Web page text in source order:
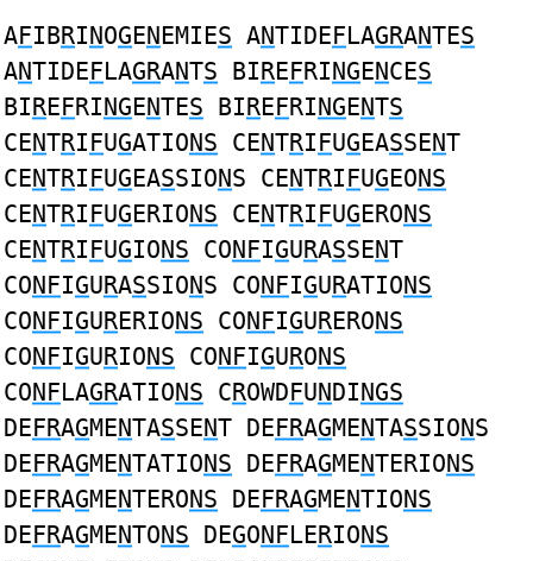
AFIBRINOGENEMIES ANTIDEFLAGRANTES
ANTIDEFLAGRANTS BIREFRINGENCES
BIREFRINGENTES BIREFRINGENTS
CENTRIFUGATIONS CENTRIFUGEASSENT
CENTRIFUGEASSIONS CENTRIFUGEONS
CENTRIFUGERIONS CENTRIFUGERONS
CENTRIFUGIONS CONFIGURASSENT
CONFIGURASSIONS CONFIGURATIONS
CONFIGURERIONS CONFIGURERONS
CONFIGURIONS CONFIGURONS
CONFLAGRATIONS CROWDFUNDINGS
DEFRAGMENTASSENT DEFRAGMENTASSIONS
DEFRAGMENTATIONS DEFRAGMENTERIONS
DEFRAGMENTERONS DEFRAGMENTIONS
DEFRAGMENTONS DEGONFLERIONS